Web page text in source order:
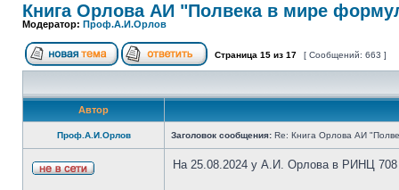
Книга Орлова АИ "Полвека в мире
Модератор: Проф.А.И.Орлов
Страница 15 из 17 [ Сообщений: 663 ]
Автор
Проф.А.И.Орлов Заголовок сообщения: Re: Книга Орлова АИ
На 25.08.2024 у А.И. Орлова в РИНЦ 708